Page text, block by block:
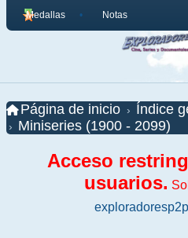
Medallas Notas
Página de inicio Índice
Miniseries (1900 - 2099)
Acceso
usuarios.